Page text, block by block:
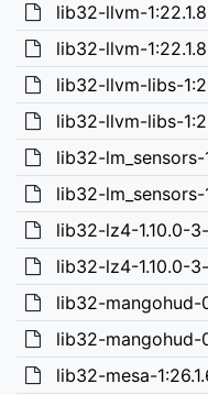
lib32-llvm-
lib32-llvm-
lib32-llvm-libs-
lib32-llvm-libs-
lib32-
lib32-
lib32-lz4-1.10.0-
lib32-lz4-1.10.0-
lib32-mangohud-
lib32-mangohud-
lib32-mesa-